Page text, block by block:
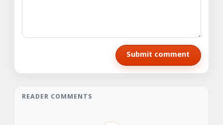
Submit comment
READER COMMENTS